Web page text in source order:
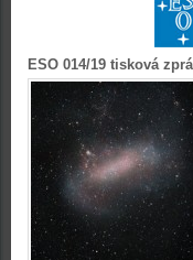
ESO 014/19 tisková